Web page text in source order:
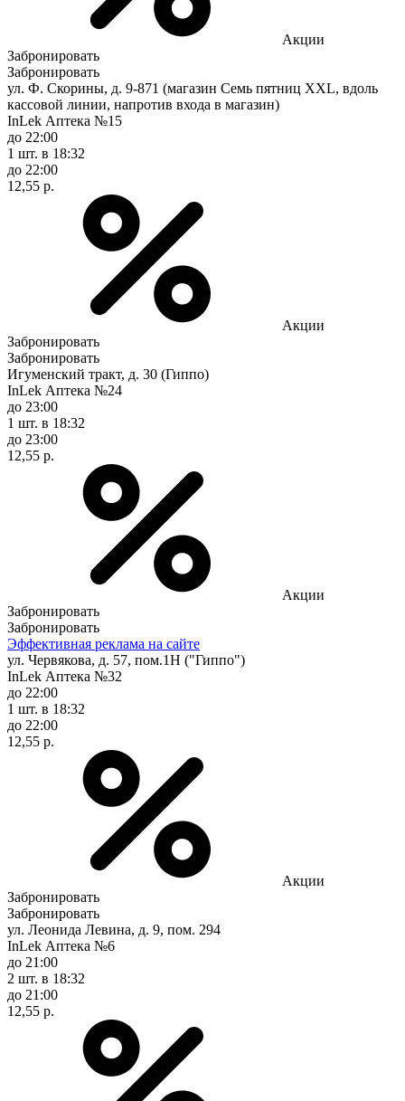
Акции
Забронировать
Забронировать
ул. Ф. Скорины, д. 9-871 (магазин Семь пятниц XXL, вдоль
кассовой линии, напротив входа в магазин)
InLek Аптека №15
до 22:00
1 шт. в 18:32
до 22:00
12,55 р.
Акции
Забронировать
Забронировать
Игуменский тракт, д. 30 (Гиппо)
InLek Аптека №24
до 23:00
1 шт. в 18:32
до 23:00
12,55 р.
Акции
Забронировать
Забронировать
Эффективная реклама на сайте
ул. Червякова, д. 57, пом.1Н ("Гиппо")
InLek Аптека №32
до 22:00
1 шт. в 18:32
до 22:00
12,55 р.
Акции
Забронировать
Забронировать
ул. Леонида Левина, д. 9, пом. 294
InLek Аптека №6
до 21:00
2 шт. в 18:32
до 21:00
12,55 р.